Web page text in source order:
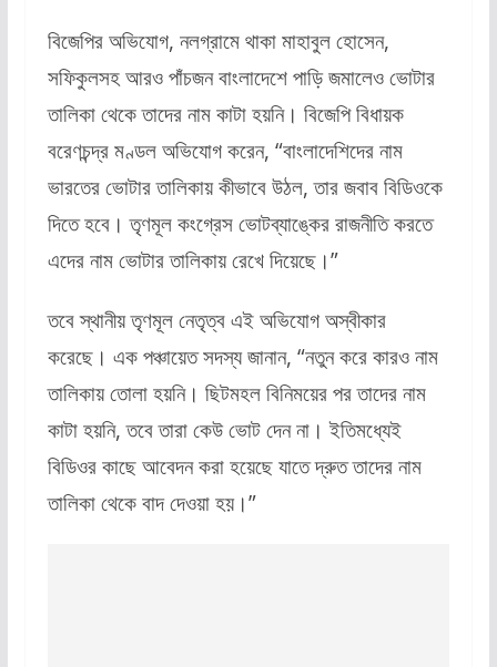
বিজেপির অভিযোগ, নলগ্রামে থাকা মাহাবুল হোসেন,
সফিকুলসহ আরও পাঁচজন বাংলাদেশে পাড়ি জমালেও ভোটার
তালিকা থেকে তাদের নাম কাটা হয়নি। বিজেপি বিধায়ক
বরেণচন্দ্র মণ্ডল অভিযোগ করেন, “বাংলাদেশিদের নাম
ভারতের ভোটার তালিকায় কীভাবে উঠল, তার জবাব বিডিওকে
দিতে হবে। তৃণমূল কংগ্রেস ভোটব্যাঙ্কের রাজনীতি করতে
এদের নাম ভোটার তালিকায় রেখে দিয়েছে।”
তবে স্থানীয় তৃণমূল নেতৃত্ব এই অভিযোগ অস্বীকার
করেছে। এক পঞ্চায়েত সদস্য জানান, “নতুন করে কারও নাম
তালিকায় তোলা হয়নি। ছিটমহল বিনিময়ের পর তাদের নাম
কাটা হয়নি, তবে তারা কেউ ভোট দেন না। ইতিমধ্যেই
বিডিওর কাছে আবেদন করা হয়েছে যাতে দ্রুত তাদের নাম
তালিকা থেকে বাদ দেওয়া হয়।”